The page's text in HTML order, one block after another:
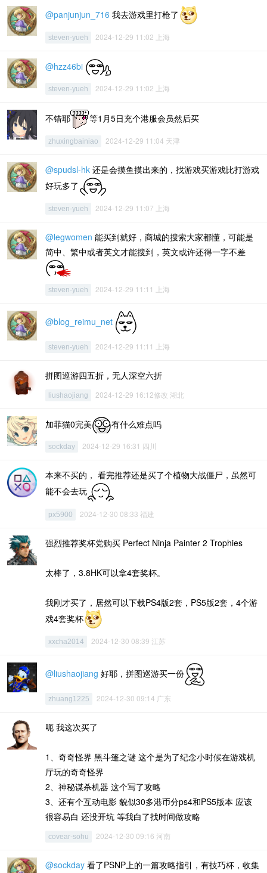
@panjunjun_716 我去游戏里打枪了
steven-yueh 2024-12-29 11:02 上海
@hzz46bi
steven-yueh 2024-12-29 11:02 上海
不错耶 等1月5日充个港服会员然后买
zhuxingbainiao 2024-12-29 11:04 天津
@spudsl-hk 还是会摸鱼摸出来的，找游戏买游戏比打游戏
好玩多了
steven-yueh 2024-12-29 11:07 上海
@legwomen 能买到就好，商城的搜索大家都懂，可能是
简中、繁中或者英文才能搜到，英文或许还得一字不差
steven-yueh 2024-12-29 11:11 上海
@blog_reimu_net
steven-yueh 2024-12-29 11:11 上海
拼图巡游四五折，无人深空六折
liushaojiang 2024-12-29 16:12修改 湖北
加菲猫0完美 有什么难点吗
sockday 2024-12-29 16:31 四川
本来不买的， 看完推荐还是买了个植物大战僵尸，虽然可
能不会去玩
px5900 2024-12-30 08:33 福建
强烈推荐奖杯党购买 Perfect Ninja Painter 2 Trophies
太棒了，3.8HK可以拿4套奖杯。
我刚才买了，居然可以下载PS4版2套，PS5版2套，4个游
戏4套奖杯
xxcha2014 2024-12-30 08:39 江苏
@liushaojiang 好耶，拼图巡游买一份
zhuang1225 2024-12-30 09:14 广东
呃 我这次买了
1、奇奇怪界 黑斗篷之谜 这个是为了纪念小时候在游戏机
厅玩的奇奇怪界
2、神秘谋杀机器 这个写了攻略
3、还有个互动电影 貌似30多港币分ps4和PS5版本 应该
很容易白 还没开坑 等我白了找时间做攻略
covear-sohu 2024-12-30 09:16 河南
@sockday 看了PSNP上的一篇攻略指引，有技巧杯，收集